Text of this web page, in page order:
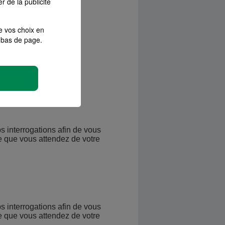
et plus efficace.
interrogations afin de vous
vous attendez de votre
interrogations afin de vous
vous attendez de votre
vos choix en
de page.